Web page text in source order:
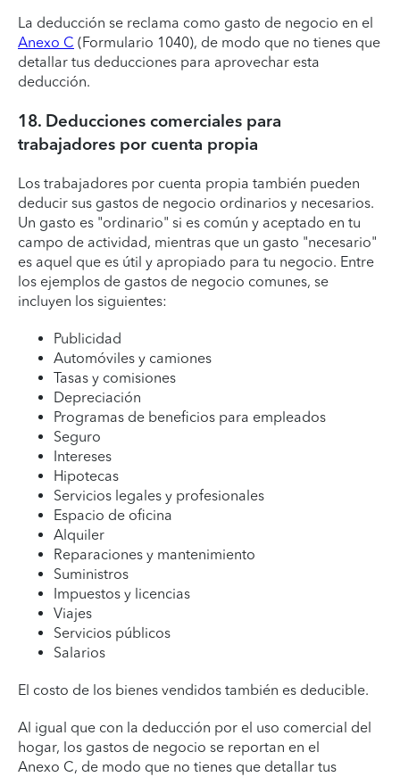
La deducción se reclama como gasto de negocio en el
Anexo C (Formulario 1040), de modo que no tienes que
detallar tus deducciones para aprovechar esta
deducción.
18. Deducciones comerciales para
trabajadores por cuenta propia
Los trabajadores por cuenta propia también pueden
deducir sus gastos de negocio ordinarios y necesarios.
Un gasto es "ordinario" si es común y aceptado en tu
campo de actividad, mientras que un gasto "necesario"
es aquel que es útil y apropiado para tu negocio. Entre
los ejemplos de gastos de negocio comunes, se
incluyen los siguientes:
Publicidad
Automóviles y camiones
Tasas y comisiones
Depreciación
Programas de beneficios para empleados
Seguro
Intereses
Hipotecas
Servicios legales y profesionales
Espacio de oficina
Alquiler
Reparaciones y mantenimiento
Suministros
Impuestos y licencias
Viajes
Servicios públicos
Salarios
El costo de los bienes vendidos también es deducible.
Al igual que con la deducción por el uso comercial del
hogar, los gastos de negocio se reportan en el
Anexo C, de modo que no tienes que detallar tus